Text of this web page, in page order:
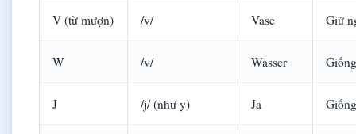
V (từ mượn) /v/ Vase Giữ
W /v/ Wasser
J /j/ (như y) Ja